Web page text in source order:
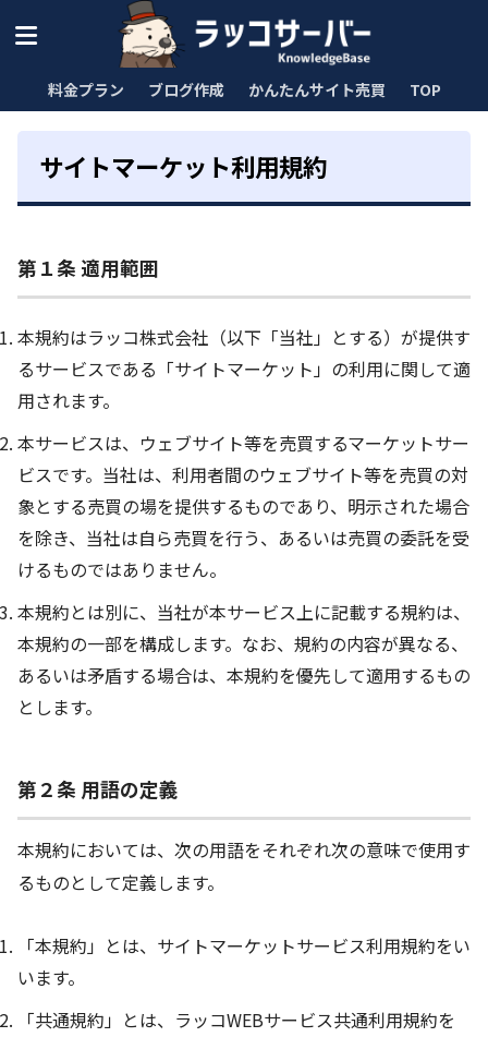
料金プラン ブログ作成 かんたんサイト売買 TOP
サイトマーケット利用規約
第１条 適用範囲
本規約はラッコ株式会社（以下「当社」とする）が提供す
るサービスである「サイトマーケット」の利用に関して適
用されます。
本サービスは、ウェブサイト等を売買するマーケットサー
ビスです。当社は、利用者間のウェブサイト等を売買の対
象とする売買の場を提供するものであり、明示された場合
を除き、当社は自ら売買を行う、あるいは売買の委託を受
けるものではありません。
本規約とは別に、当社が本サービス上に記載する規約は、
本規約の一部を構成します。なお、規約の内容が異なる、
あるいは矛盾する場合は、本規約を優先して適用するもの
とします。
第２条 用語の定義
本規約においては、次の用語をそれぞれ次の意味で使用す
るものとして定義します。
「本規約」とは、サイトマーケットサービス利用規約をい
います。
「共通規約」とは、ラッコWEBサービス共通利用規約を